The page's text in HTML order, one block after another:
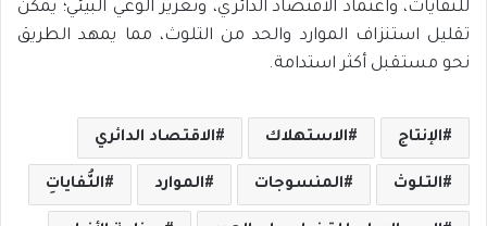
للنفايات، واعتماد الاقتصاد الدائري، وتعزيز الوعي البيئي؛ يمكن
تقليل استنزاف الموارد والحد من التلوث، مما يمهد الطريق
نحو مستقبل أكثر استدامة.
الإنتاج الاستهلاك الاقتصاد الدائري
التلوث المنسوجات الموارد النُّفاياتِ